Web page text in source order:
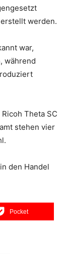
werden.
war,
während
Theta SC
stehen vier
den Handel
Pocket